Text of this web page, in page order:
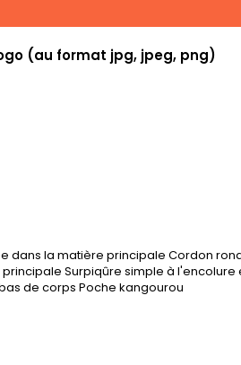
(au format jpg, jpeg, png)
dans la matière principale Cordon
Surpiqûre simple à
de corps Poche kangourou